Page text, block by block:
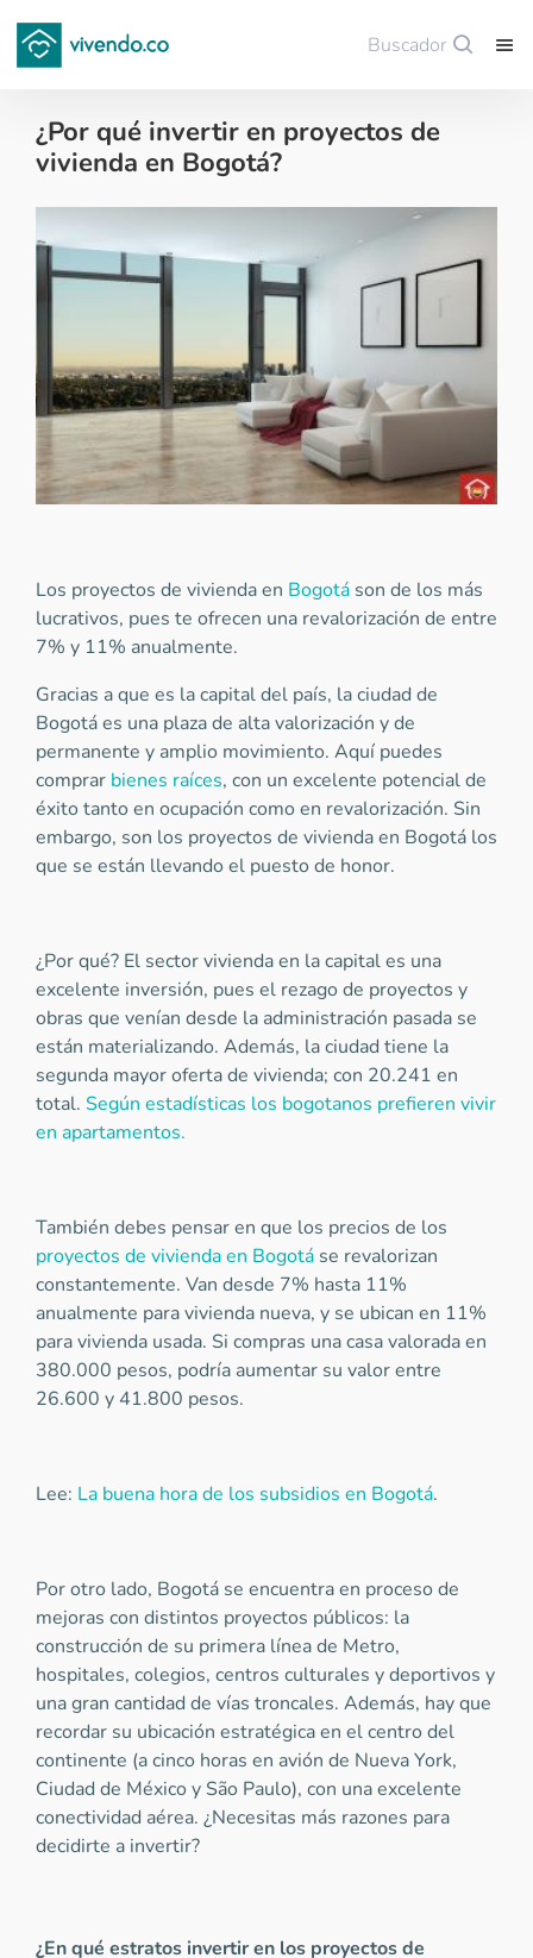
Buscador
¿Por qué invertir en proyectos de
vivienda en Bogotá?
Tips para comprar vivienda nueva - 2018-10-03
Los proyectos de vivienda en Bogotá son de los más
lucrativos, pues te ofrecen una revalorización de entre
7% y 11% anualmente.
Gracias a que es la capital del país, la ciudad de
Bogotá es una plaza de alta valorización y de
permanente y amplio movimiento. Aquí puedes
comprar bienes raíces, con un excelente potencial de
éxito tanto en ocupación como en revalorización. Sin
embargo, son los proyectos de vivienda en Bogotá los
que se están llevando el puesto de honor.
¿Por qué? El sector vivienda en la capital es una
excelente inversión, pues el rezago de proyectos y
obras que venían desde la administración pasada se
están materializando. Además, la ciudad tiene la
segunda mayor oferta de vivienda; con 20.241 en
total. Según estadísticas los bogotanos prefieren vivir
en apartamentos.
También debes pensar en que los precios de los
proyectos de vivienda en Bogotá se revalorizan
constantemente. Van desde 7% hasta 11%
anualmente para vivienda nueva, y se ubican en 11%
para vivienda usada. Si compras una casa valorada en
380.000 pesos, podría aumentar su valor entre
26.600 y 41.800 pesos.
Lee: La buena hora de los subsidios en Bogotá.
Por otro lado, Bogotá se encuentra en proceso de
mejoras con distintos proyectos públicos: la
construcción de su primera línea de Metro,
hospitales, colegios, centros culturales y deportivos y
una gran cantidad de vías troncales. Además, hay que
recordar su ubicación estratégica en el centro del
continente (a cinco horas en avión de Nueva York,
Ciudad de México y São Paulo), con una excelente
conectividad aérea. ¿Necesitas más razones para
decidirte a invertir?
¿En qué estratos invertir en los proyectos de
Guardar